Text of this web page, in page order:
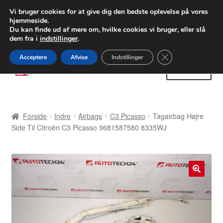
LEVERING fra 55 kr.
FEDEX verdensomspændende forsendelse
80 82 72 02
Spring
til
Spring
til
Betalinger
Forside Indre Airbags C3 Picasso
Tagairbag Højre
Side Til Citroën C3 Picasso 9681587580 8335WJ
Vi bruger cookies for at give dig den bedste oplevelse på vores
hjemmeside.
Du kan finde ud af mere om, hvilke cookies vi bruger, eller slå
dem fra i indstillinger.
Acceptere Afvise Indstillinger Close GDPR